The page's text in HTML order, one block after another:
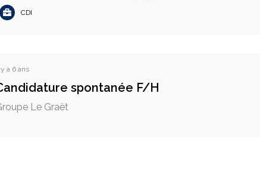
CDI
a 6 ans
spontanée F/H
Le Graët